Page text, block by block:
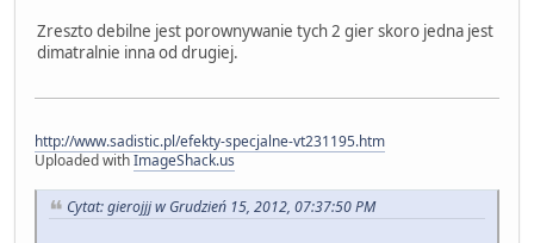
Zreszto debilne jest porownywanie tych 2 gier skoro jedna jest
dimatralnie inna od drugiej.
http://www.sadistic.pl/efekty-specjalne-vt231195.htm
Uploaded withImageShack.us
Cytat: gierojjj w Grudzień 15, 2012, 07:37:50 PM